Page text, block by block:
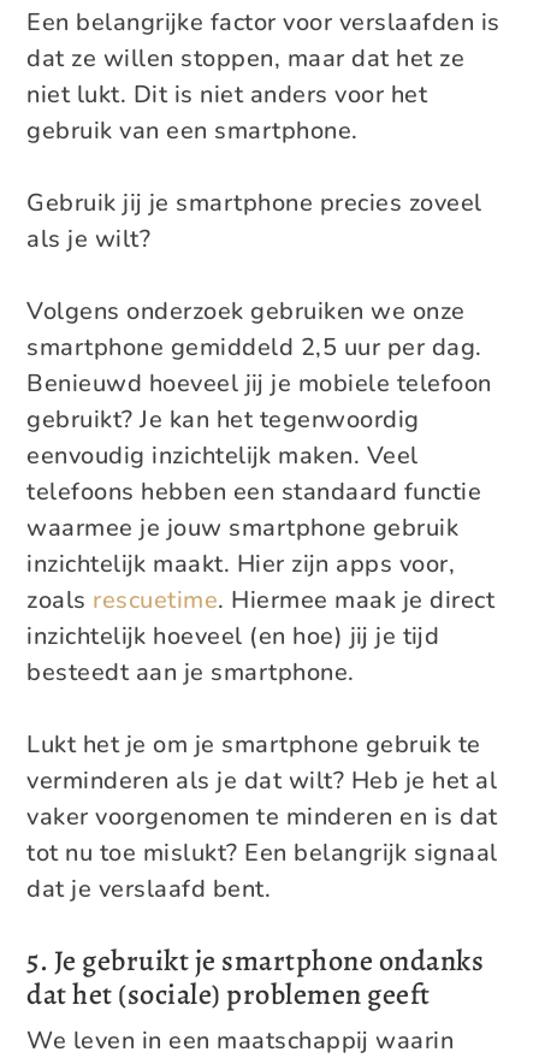
Een belangrijke factor voor verslaafden is
dat ze willen stoppen, maar dat het ze
niet lukt. Dit is niet anders voor het
gebruik van een smartphone.
Gebruik jij je smartphone precies zoveel
als je wilt?
Volgens onderzoek gebruiken we onze
smartphone gemiddeld 2,5 uur per dag.
Benieuwd hoeveel jij je mobiele telefoon
gebruikt? Je kan het tegenwoordig
eenvoudig inzichtelijk maken. Veel
telefoons hebben een standaard functie
waarmee je jouw smartphone gebruik
inzichtelijk maakt. Hier zijn apps voor,
zoals rescuetime. Hiermee maak je direct
inzichtelijk hoeveel (en hoe) jij je tijd
besteedt aan je smartphone.
Lukt het je om je smartphone gebruik te
verminderen als je dat wilt? Heb je het al
vaker voorgenomen te minderen en is dat
tot nu toe mislukt? Een belangrijk signaal
dat je verslaafd bent.
5. Je gebruikt je smartphone ondanks
dat het (sociale) problemen geeft
We leven in een maatschappij waarin